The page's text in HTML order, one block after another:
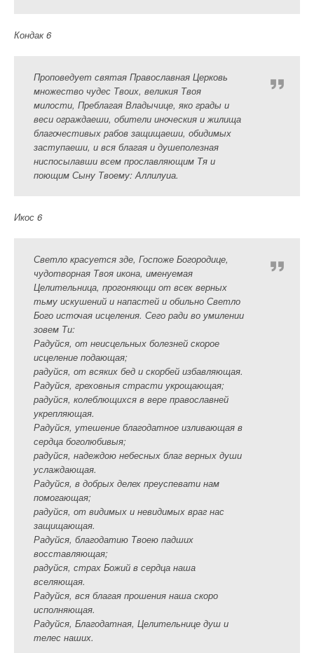
Кондак 6
Проповедует святая Православная Церковь
множество чудес Твоих, великия Твоя
милости, Преблагая Владычице, яко грады и
веси ограждаеши, обители иноческия и жилища
благочестивых рабов защищаеши, обидимых
заступаеши, и вся благая и душеполезная
ниспосылавши всем прославляющим Тя и
поющим Сыну Твоему: Аллилуиа.
Икос 6
Светло красуется зде, Госпоже Богородице,
чудотворная Твоя икона, именуемая
Целительница, прогоняющи от всех верных
тьму искушений и напастей и обильно Светло
Бого источая исцеления. Сего ради во умилении
зовем Ти:
Радуйся, от неисцельных болезней скорое
исцеление подающая;
радуйся, от всяких бед и скорбей избавляющая.
Радуйся, греховныя страсти укрощающая;
радуйся, колеблющихся в вере православней
укрепляющая.
Радуйся, утешение благодатное изливающая в
сердца боголюбивыя;
радуйся, надеждою небесных благ верных души
услаждающая.
Радуйся, в добрых делех преуспевати нам
помогающая;
радуйся, от видимых и невидимых враг нас
защищающая.
Радуйся, благодатию Твоею падших
восставляющая;
радуйся, страх Божий в сердца наша
вселяющая.
Радуйся, вся благая прошения наша скоро
исполняющая.
Радуйся, Благодатная, Целительнице душ и
телес наших.